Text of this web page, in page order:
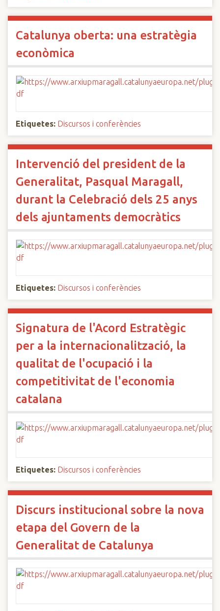
Catalunya oberta: una estratègia
econòmica
Etiquetes: Discursos i conferències
Intervenció del president de la
Generalitat, Pasqual Maragall,
durant la Celebració dels 25 anys
dels ajuntaments democràtics
Etiquetes: Discursos i conferències
Signatura de l'Acord Estratègic
per a la internacionalització, la
qualitat de l'ocupació i la
competitivitat de l'economia
catalana
Etiquetes: Discursos i conferències
Discurs institucional sobre la nova
etapa del Govern de la
Generalitat de Catalunya